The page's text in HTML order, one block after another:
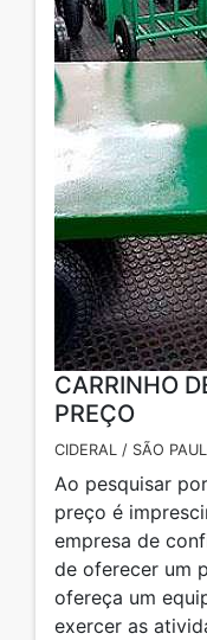
CARRINHO
PREÇO
CIDERAL / SÃO
Ao pesquisar
preço é
empresa de
de oferecer um
ofereça um
exercer as